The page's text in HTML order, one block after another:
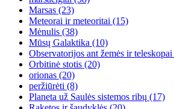
Marsas (23)
Meteorai ir meteoritai (15)
Mėnulis (38)
Mūsų Galaktika (10)
Observatorijos ant žemės ir teleskopai
Orbitinė stotis (20)
orionas (20)
peržiūrėti (8)
Planeta už Saulės sistemos ribų (17)